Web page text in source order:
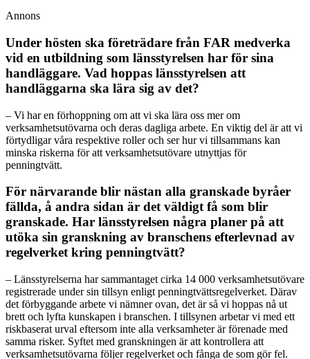
Annons
Under hösten ska företrädare från FAR medverka
vid en utbildning som länsstyrelsen har för sina
handläggare. Vad hoppas länsstyrelsen att
handläggarna ska lära sig av det?
– Vi har en förhoppning om att vi ska lära oss mer om
verksamhetsutövarna och deras dagliga arbete. En viktig del är att vi
förtydligar våra respektive roller och ser hur vi tillsammans kan
minska riskerna för att verksamhetsutövare utnyttjas för
penningtvätt.
För närvarande blir nästan alla granskade byråer
fällda, å andra sidan är det väldigt få som blir
granskade. Har länsstyrelsen några planer på att
utöka sin granskning av branschens efterlevnad av
regelverket kring penningtvätt?
– Länsstyrelserna har sammantaget cirka 14 000 verksamhetsutövare
registrerade under sin tillsyn enligt penningtvättsregelverket. Därav
det förbyggande arbete vi nämner ovan, det är så vi hoppas nå ut
brett och lyfta kunskapen i branschen. I tillsynen arbetar vi med ett
riskbaserat urval eftersom inte alla verksamheter är förenade med
samma risker. Syftet med granskningen är att kontrollera att
verksamhetsutövarna följer regelverket och fånga de som gör fel.